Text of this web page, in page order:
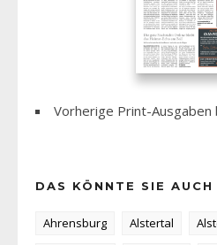
Vorherige Print-Ausgaben
DAS KÖNNTE SIE AUCH
Ahrensburg Alstertal